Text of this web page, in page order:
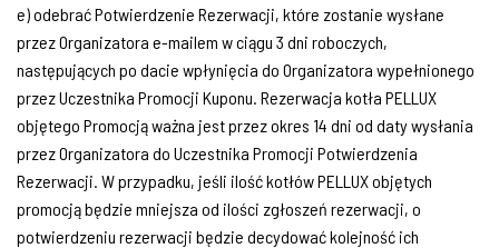
e) odebrać Potwierdzenie Rezerwacji, które zostanie wysłane
przez Organizatora e-mailem w ciągu 3 dni roboczych,
następujących po dacie wpłynięcia do Organizatora wypełnionego
przez Uczestnika Promocji Kuponu. Rezerwacja kotła PELLUX
objętego Promocją ważna jest przez okres 14 dni od daty wysłania
przez Organizatora do Uczestnika Promocji Potwierdzenia
Rezerwacji. W przypadku, jeśli ilość kotłów PELLUX objętych
promocją będzie mniejsza od ilości zgłoszeń rezerwacji, o
potwierdzeniu rezerwacji będzie decydować kolejność ich